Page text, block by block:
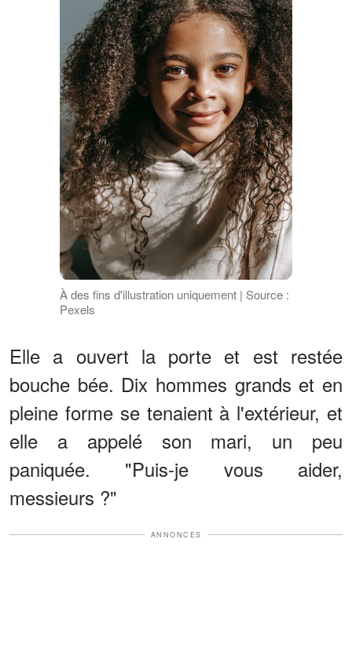
À des fins d'illustration uniquement | Source :
Pexels
Elle a ouvert la porte et est restée
bouche bée. Dix hommes grands et en
pleine forme se tenaient à l'extérieur, et
elle a appelé son mari, un peu
paniquée. "Puis-je vous aider,
messieurs ?"
ANNONCES